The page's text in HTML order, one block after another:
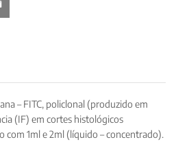
– FITC, policlonal (produzido em
(IF) em cortes histológicos
com 1ml e 2ml (líquido – concentrado).